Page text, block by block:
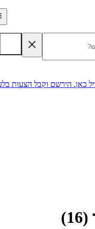
הירשם וקבל הצעות בלעדיות
)